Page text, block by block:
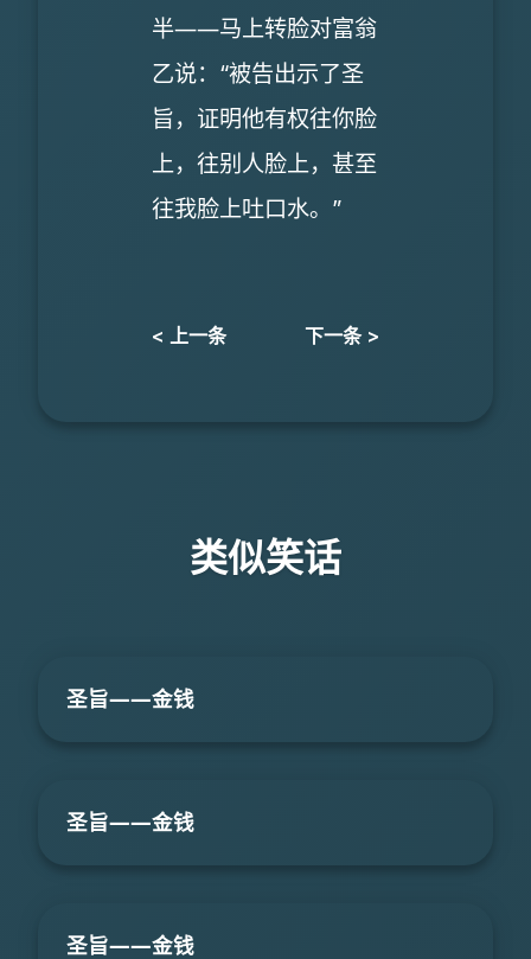
半――马上转脸对富翁
乙说：“被告出示了圣
旨，证明他有权往你脸
上，往别人脸上，甚至
往我脸上吐口水。”
< 上一条 下一条 >
类似笑话
圣旨――金钱
圣旨――金钱
圣旨――金钱